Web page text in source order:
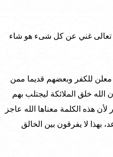
تعالى غني عن كل شىء هو شاء
للكفر وبعضهم قديما ممن
خلق الملائكة ليجتلب بهم
هذه الكلمة معناها الله عاجز
لا يفرقون بين الخالق